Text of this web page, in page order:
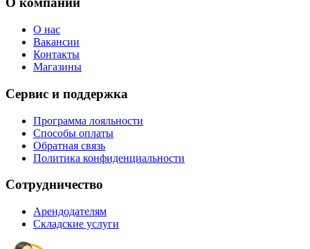
О нас
Вакансии
Контакты
Магазины
Сервис и поддержка
Программа лояльности
Способы оплаты
Обратная связь
Политика конфиденциальности
Сотрудничество
Арендодателям
Складские услуги